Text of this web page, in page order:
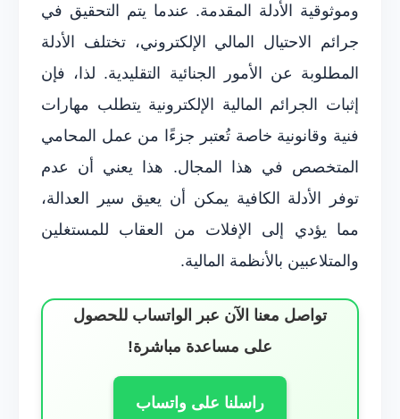
وموثوقية الأدلة المقدمة. عندما يتم التحقيق في
جرائم الاحتيال المالي الإلكتروني، تختلف الأدلة
المطلوبة عن الأمور الجنائية التقليدية. لذا، فإن
إثبات الجرائم المالية الإلكترونية يتطلب مهارات
فنية وقانونية خاصة تُعتبر جزءًا من عمل المحامي
المتخصص في هذا المجال. هذا يعني أن عدم
توفر الأدلة الكافية يمكن أن يعيق سير العدالة،
مما يؤدي إلى الإفلات من العقاب للمستغلين
والمتلاعبين بالأنظمة المالية.
تواصل معنا الآن عبر الواتساب للحصول
على مساعدة مباشرة!
راسلنا على واتساب